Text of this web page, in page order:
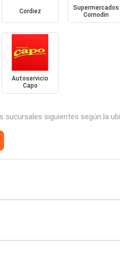
Cordiez
Supermercados
Comodin
Autoservicio
Capo
siguientes según la